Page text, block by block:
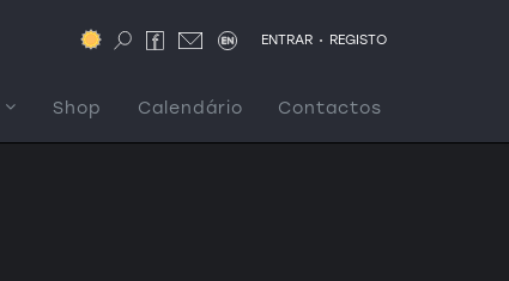
ENTRAR . REGISTO
Shop Calendário Contactos